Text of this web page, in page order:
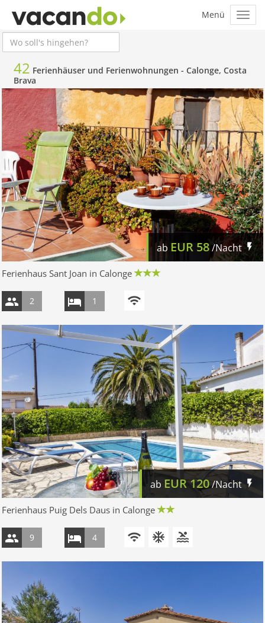
42 Ferienhäuser und Ferienwohnungen - Calonge, Costa
Brava
ab EUR 58/Nacht
Ferienhaus Sant Joan in Calonge
2 1
ab EUR 120/Nacht
Ferienhaus Puig Dels Daus in Calonge
9 4